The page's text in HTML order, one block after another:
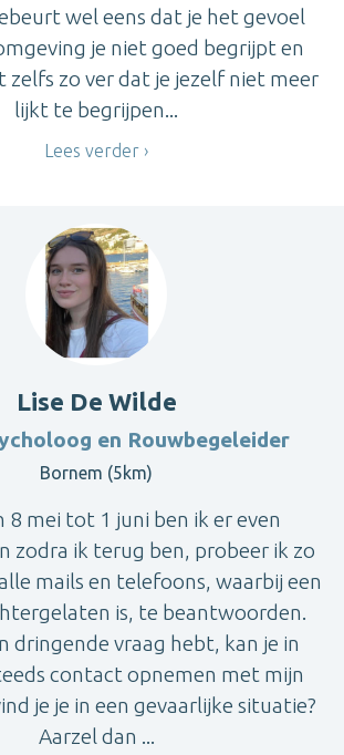
wel eens dat je het gevoel
je niet goed begrijpt en
zelfs zo ver dat je jezelf niet meer
lijkt te begrijpen...
Lees verder
Lise De Wilde
en Rouwbegeleider
Bornem (5km)
8 mei tot 1 juni ben ik er even
zodra ik terug ben, probeer ik zo
mails en telefoons, waarbij een
is, te beantwoorden.
dringende vraag hebt, kan je in
contact opnemen met mijn
je je in een gevaarlijke situatie?
Aarzel dan ...